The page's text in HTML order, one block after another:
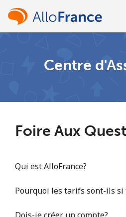
Centre
Foire Aux
Qui est AlloFrance?
Pourquoi les tarifs sont-ils si